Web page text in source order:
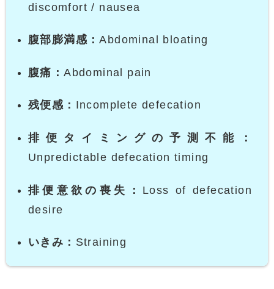
discomfort / nausea
腹部膨満感：Abdominal bloating
腹痛：Abdominal pain
残便感： Incomplete defecation
排便タイミングの予測不能：
Unpredictable defecation timing
排便意欲の喪失： Loss of defecation
desire
いきみ： Straining